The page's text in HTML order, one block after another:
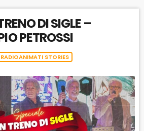
A
R
D
R
DI SIGLE –
PETROSSI
RADIOANIMATI STORIES